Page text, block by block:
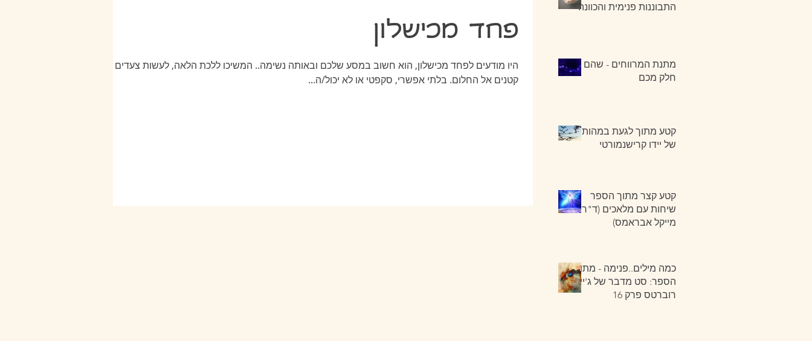
פחד מכישלון
היו מודעים לפחד מכישלון, הוא חשוב במסע שלכם ובאותה נשימה.. המשיכו ללכת הלאה, לעשות צעדים
קטנים אל החלום. בלתי אפשרי, סקפטי או לא יכול/ה...
התבוננות פנימית והכוונה
מתנת המרווחים - שהם
חלק מכם
קטע מתוך לגעת במהות
של יידו קרישנמורטי
קטע קצר מתוך הספר
שיחות עם מלאכים (ד"ר
מייקל אבראמס)
כמה מילים..פנימה - מתוך
הספר: סט מדבר של ג'יין
רוברטס פרק 16